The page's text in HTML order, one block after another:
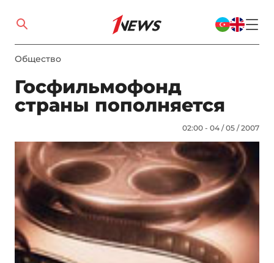
Общество
Госфильмофонд
страны пополняется
02:00 - 04 / 05 / 2007